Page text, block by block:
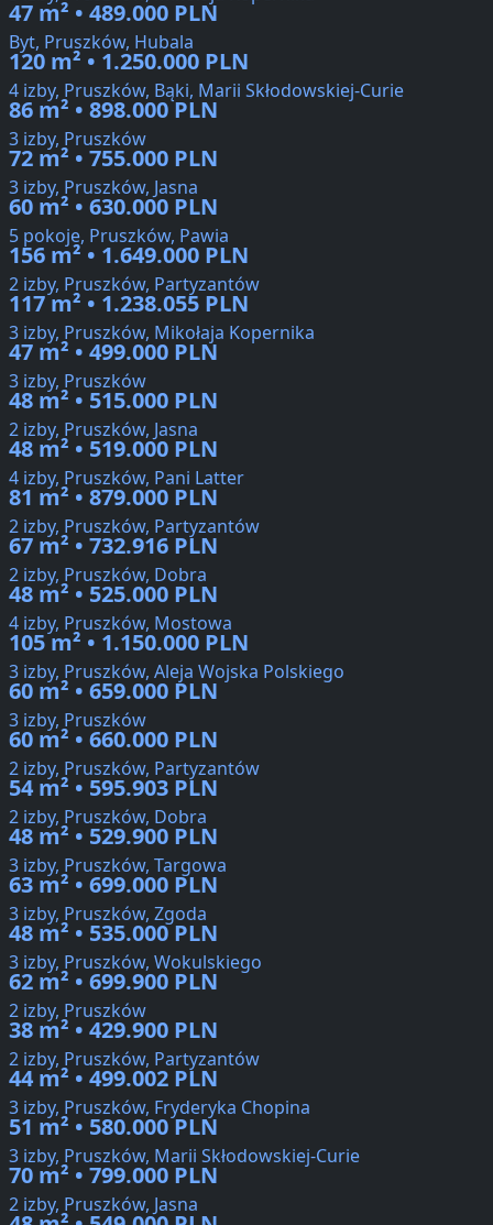
47 m² • 489.000 PLN
Byt, Pruszków, Hubala
120 m² • 1.250.000 PLN
4 izby, Pruszków, Bąki, Marii Skłodowskiej-Curie
86 m² • 898.000 PLN
3 izby, Pruszków
72 m² • 755.000 PLN
3 izby, Pruszków, Jasna
60 m² • 630.000 PLN
5 pokoje, Pruszków, Pawia
156 m² • 1.649.000 PLN
2 izby, Pruszków, Partyzantów
117 m² • 1.238.055 PLN
3 izby, Pruszków, Mikołaja Kopernika
47 m² • 499.000 PLN
3 izby, Pruszków
48 m² • 515.000 PLN
2 izby, Pruszków, Jasna
48 m² • 519.000 PLN
4 izby, Pruszków, Pani Latter
81 m² • 879.000 PLN
2 izby, Pruszków, Partyzantów
67 m² • 732.916 PLN
2 izby, Pruszków, Dobra
48 m² • 525.000 PLN
4 izby, Pruszków, Mostowa
105 m² • 1.150.000 PLN
3 izby, Pruszków, Aleja Wojska Polskiego
60 m² • 659.000 PLN
3 izby, Pruszków
60 m² • 660.000 PLN
2 izby, Pruszków, Partyzantów
54 m² • 595.903 PLN
2 izby, Pruszków, Dobra
48 m² • 529.900 PLN
3 izby, Pruszków, Targowa
63 m² • 699.000 PLN
3 izby, Pruszków, Zgoda
48 m² • 535.000 PLN
3 izby, Pruszków, Wokulskiego
62 m² • 699.900 PLN
2 izby, Pruszków
38 m² • 429.900 PLN
2 izby, Pruszków, Partyzantów
44 m² • 499.002 PLN
3 izby, Pruszków, Fryderyka Chopina
51 m² • 580.000 PLN
3 izby, Pruszków, Marii Skłodowskiej-Curie
70 m² • 799.000 PLN
2 izby, Pruszków, Jasna